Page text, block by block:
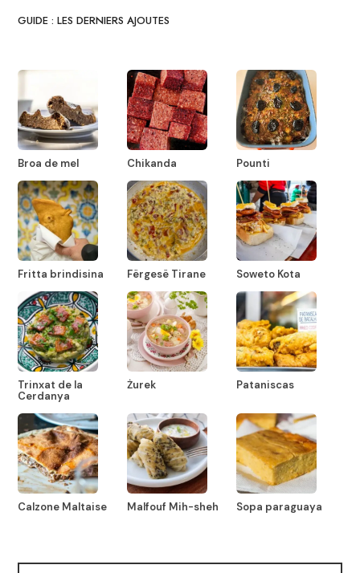
GUIDE : LES DERNIERS AJOUTES
Broa de mel Chikanda Pounti
Fritta brindisina Fërgesë Tirane Soweto Kota
Trinxat de la
Cerdanya
Żurek Pataniscas
Calzone Maltaise Malfouf Mih-sheh Sopa paraguaya